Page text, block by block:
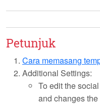
Petunjuk
Cara memasang
Additional Settings:
To edit the
and changes